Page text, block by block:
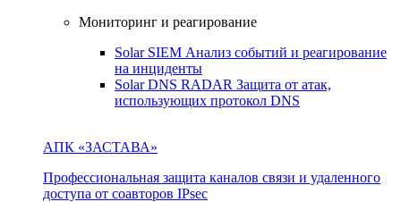
Мониторинг и реагирование
Solar SIEM Анализ событий и реагирование
на инциденты
Solar DNS RADAR Защита от атак,
использующих протокол DNS
АПК «ЗАСТАВА»
Профессиональная защита каналов связи и удаленного
доступа от соавторов IPsec